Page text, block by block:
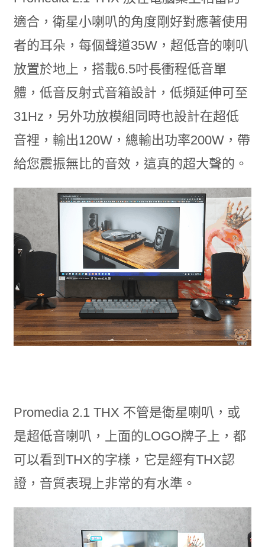
適合，衛星小喇叭的角度剛好對應著使用
者的耳朵，每個聲道35W，超低音的喇叭
放置於地上，搭載6.5吋長衝程低音單
體，低音反射式音箱設計，低頻延伸可至
31Hz，另外功放模組同時也設計在超低
音裡，輸出120W，總輸出功率200W，帶
給您震振無比的音效，這真的超大聲的。
Promedia 2.1 THX 不管是衛星喇叭，或
是超低音喇叭，上面的LOGO牌子上，都
可以看到THX的字樣，它是經有THX認
證，音質表現上非常的有水準。